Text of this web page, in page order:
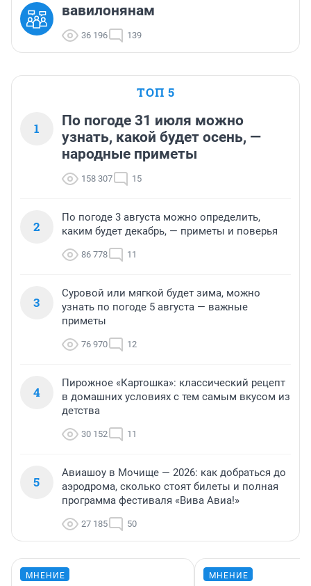
вавилонянам
36 196 139
ТОП 5
1
По погоде 31 июля можно
узнать, какой будет осень, —
народные приметы
158 307 15
2
По погоде 3 августа можно определить,
каким будет декабрь, — приметы и поверья
86 778 11
3
Суровой или мягкой будет зима, можно
узнать по погоде 5 августа — важные
приметы
76 970 12
4
Пирожное «Картошка»: классический рецепт
в домашних условиях с тем самым вкусом из
детства
30 152 11
5
Авиашоу в Мочище — 2026: как добраться до
аэродрома, сколько стоят билеты и полная
программа фестиваля «Вива Авиа!»
27 185 50
МНЕНИЕ МНЕНИЕ